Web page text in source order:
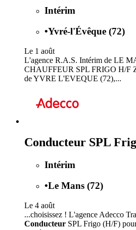
Intérim
•Yvré-l'Évêque (72)
Le 1 août
L'agence R.A.S. Intérim de LE
CHAUFFEUR SPL FRIGO H/F
de YVRE L'EVEQUE (72),...
Conducteur SPL
Intérim
•Le Mans (72)
Le 4 août
...choisissez ! L'agence Adecco
Conducteur SPL Frigo (H/F)